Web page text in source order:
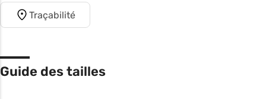
Traçabilité
Guide des tailles